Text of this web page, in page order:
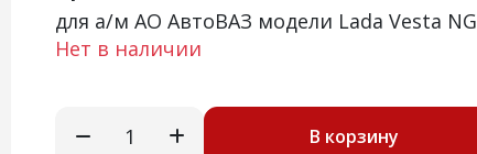
для а/м АО АвтоВАЗ модели Lada Vesta NG
Нет в наличии
В корзину